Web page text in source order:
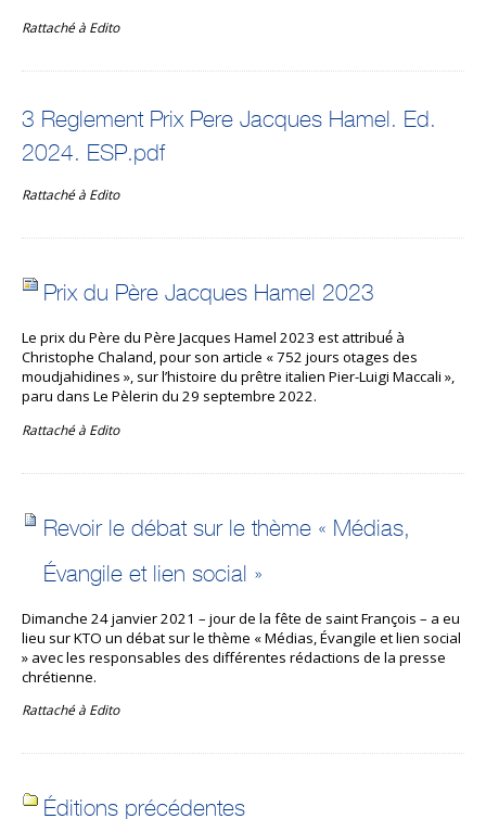
Rattaché à Edito
3 Reglement Prix Pere Jacques Hamel. Ed.
2024. ESP.pdf
Rattaché à Edito
Prix du Père Jacques Hamel 2023
Le prix du Père du Père Jacques Hamel 2023 est attribué́ à
Christophe Chaland, pour son article « 752 jours otages des
moudjahidines », sur l’histoire du prêtre italien Pier-Luigi Maccali »,
paru dans Le Pèlerin du 29 septembre 2022.
Rattaché à Edito
Revoir le débat sur le thème « Médias,
Évangile et lien social »
Dimanche 24 janvier 2021 – jour de la fête de saint François – a eu
lieu sur KTO un débat sur le thème « Médias, Évangile et lien social
» avec les responsables des différentes rédactions de la presse
chrétienne.
Rattaché à Edito
Éditions précédentes